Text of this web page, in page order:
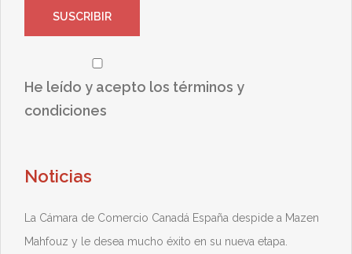
He leído y acepto los términos y
condiciones
Noticias
La Cámara de Comercio Canadá España despide a Mazen
Mahfouz y le desea mucho éxito en su nueva etapa.